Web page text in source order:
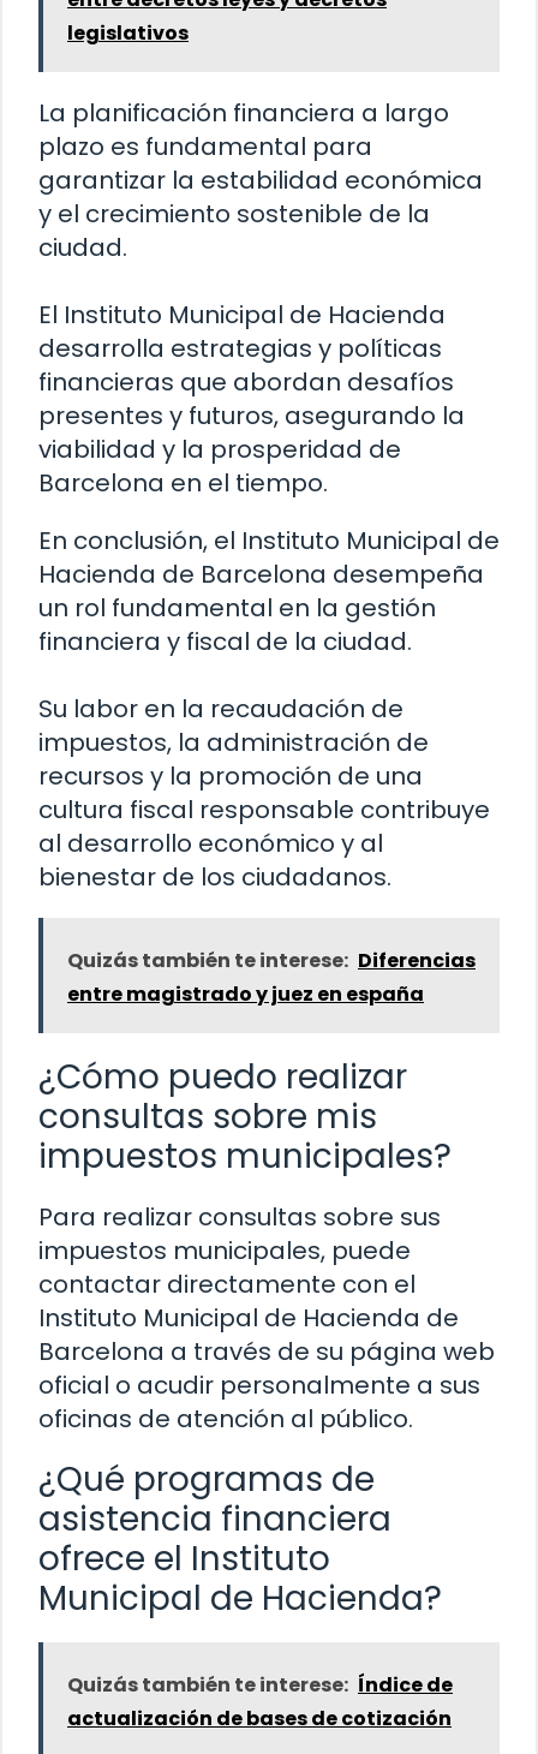
legislativos
La planificación financiera a largo
plazo es fundamental para
garantizar la estabilidad económica
y el crecimiento sostenible de la
ciudad.
El Instituto Municipal de Hacienda
desarrolla estrategias y políticas
financieras que abordan desafíos
presentes y futuros, asegurando la
viabilidad y la prosperidad de
Barcelona en el tiempo.
En conclusión, el Instituto Municipal de
Hacienda de Barcelona desempeña
un rol fundamental en la gestión
financiera y fiscal de la ciudad.
Su labor en la recaudación de
impuestos, la administración de
recursos y la promoción de una
cultura fiscal responsable contribuye
al desarrollo económico y al
bienestar de los ciudadanos.
Quizás también te interese: Diferencias
entre magistrado y juez en españa
¿Cómo puedo realizar
consultas sobre mis
impuestos municipales?
Para realizar consultas sobre sus
impuestos municipales, puede
contactar directamente con el
Instituto Municipal de Hacienda de
Barcelona a través de su página web
oficial o acudir personalmente a sus
oficinas de atención al público.
¿Qué programas de
asistencia financiera
ofrece el Instituto
Municipal de Hacienda?
Quizás también te interese: Índice de
actualización de bases de cotización